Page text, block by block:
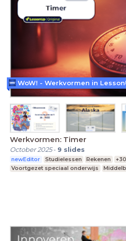
Werkvormen: Timer
October 2025- 9 slides
newEditor Studielessen Rekenen +30
Voortgezet speciaal onderwijs
WoW! - Werkvormen in